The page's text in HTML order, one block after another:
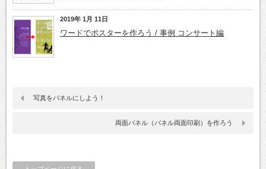
2019年 1月 11日
ワードでポスターを作ろう / 事例 コンサート編
写真をパネルにしよう！
両面パネル（パネル両面印刷）を作ろう